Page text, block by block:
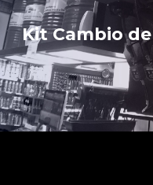
Kit Cambio